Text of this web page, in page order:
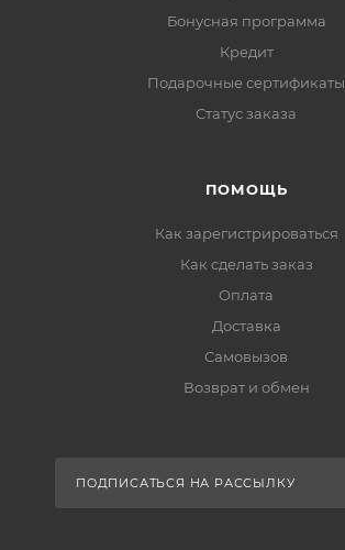
Бонусная программа
Кредит
Подарочные сертификаты
Статус заказа
ПОМОЩЬ
Как зарегистрироваться
Как сделать заказ
Оплата
Доставка
Самовызов
Возврат и обмен
ПОДПИСАТЬСЯ НА РАССЫЛКУ